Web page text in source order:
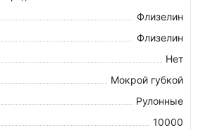
Флизелин
Флизелин
Нет
Мокрой губкой
Рулонные
10000